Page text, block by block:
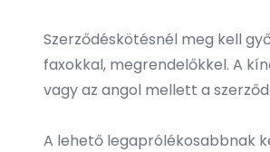
Szerződéskötésnél meg kell
faxokkal, megrendelőkkel. A
vagy az angol mellett a
A lehető legaprólékosabbnak